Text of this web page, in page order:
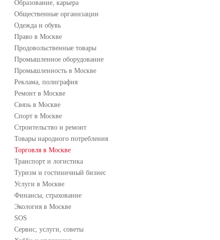
Образование, карьера
Общественные организации
Одежда и обувь
Право в Москве
Продовольственные товары
Промышленное оборудование
Промышленность в Москве
Реклама, полиграфия
Ремонт в Москве
Связь в Москве
Спорт в Москве
Строительство и ремонт
Товары народного потребления
Торговля в Москве
Транспорт и логистика
Туризм и гостиничный бизнес
Услуги в Москве
Финансы, страхование
Экология в Москве
SOS
Сервис, услуги, советы